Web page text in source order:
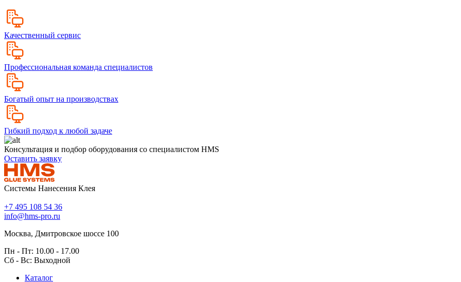
Качественный сервис
Профессиональная команда специалистов
Богатый опыт на производствах
Гибкий подход к любой задаче
Консультация и подбор оборудования со специалистом HMS
Оставить заявку
Системы Нанесения Клея
+7 495 108 54 36
info@hms-pro.ru
Москва, Дмитровское шоссе 100
Пн - Пт: 10.00 - 17.00
Сб - Вс: Выходной
Каталог